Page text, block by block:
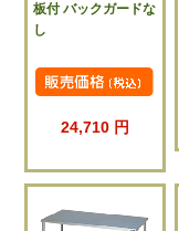
板付 バックガードな
し
24,710 円